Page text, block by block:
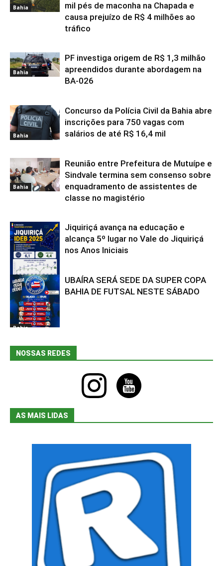
Bahia
mil pés de maconha na Chapada e
causa prejuízo de R$ 4 milhões ao
tráfico
Bahia
PF investiga origem de R$ 1,3 milhão
apreendidos durante abordagem na
BA-026
Bahia
Concurso da Polícia Civil da Bahia abre
inscrições para 750 vagas com
salários de até R$ 16,4 mil
Bahia
Reunião entre Prefeitura de Mutuípe e
Sindvale termina sem consenso sobre
enquadramento de assistentes de
classe no magistério
Bahia
Jiquiriçá avança na educação e
alcança 5º lugar no Vale do Jiquiriçá
nos Anos Iniciais
Bahia
UBAÍRA SERÁ SEDE DA SUPER COPA
BAHIA DE FUTSAL NESTE SÁBADO
NOSSAS REDES
instagram youtube
AS MAIS LIDAS